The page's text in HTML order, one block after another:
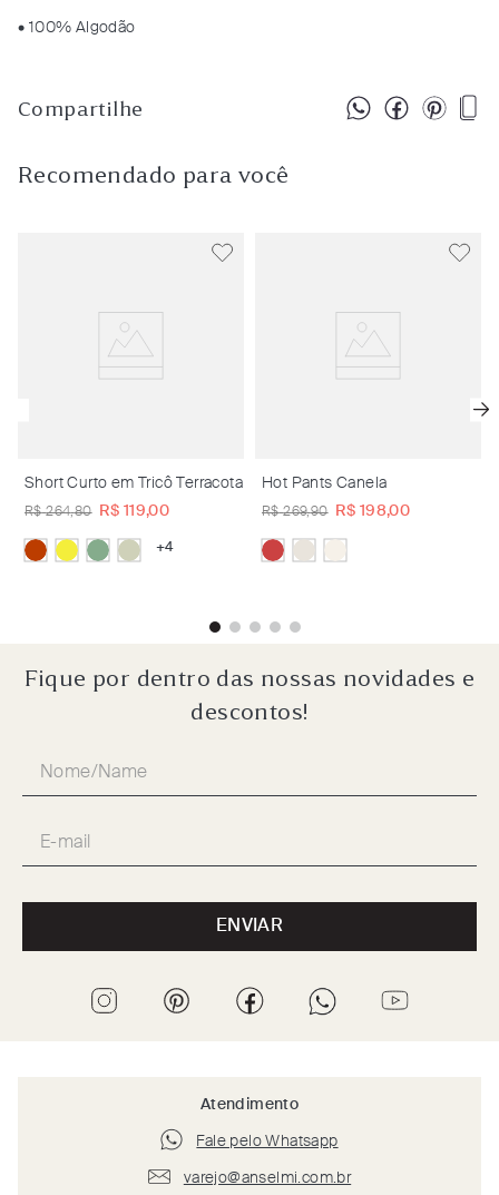
• 100% Algodão
Compartilhe
Recomendado para você
Short Curto em Tricô Terracota
R$ 264,80 R$ 119,00
+4
Hot Pants Canela
R$ 269,90 R$ 198,00
Fique por dentro das nossas novidades e
descontos!
ENVIAR
Atendimento
Fale pelo Whatsapp
varejo@anselmi.com.br